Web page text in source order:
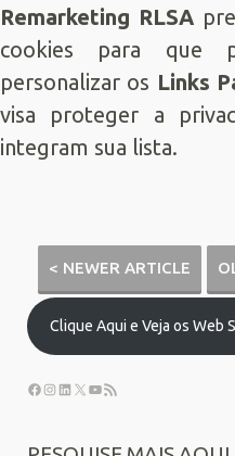
Remarketing RLSA
cookies para que
personalizar os Links
visa proteger a
integram sua lista.
< NEWER ARTICLE
Clique Aqui e Veja os Web